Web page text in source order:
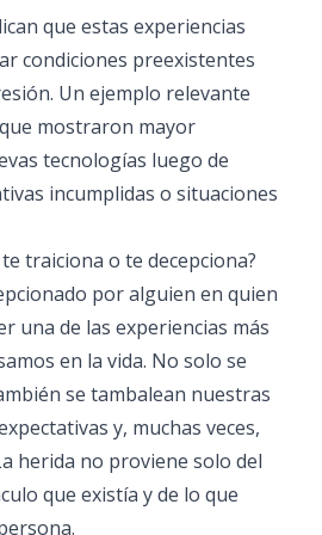
que estas experiencias
condiciones preexistentes
Un ejemplo relevante
mostraron mayor
tecnologías luego de
incumplidas o situaciones
traiciona o te decepciona?
por alguien en quien
una de las experiencias más
en la vida. No solo se
se tambalean nuestras
y, muchas veces,
herida no proviene solo del
que existía y de lo que